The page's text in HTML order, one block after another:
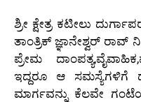
ಶ್ರೀ ಕ್ಷೇತ್ರ ಕಟೀಲು
ತಾಂತ್ರಿಕ್ ಜ್ಞಾನೇಶ್ವರ್ ರಾವ್
ಪ್ರೇಮ
ಇದ್ದರೂ ಆ ಸಮಸ್ಯೆಗಳಿಗೆ
ಮಾರ್ಗವನ್ನು ಕೆಲವೇ